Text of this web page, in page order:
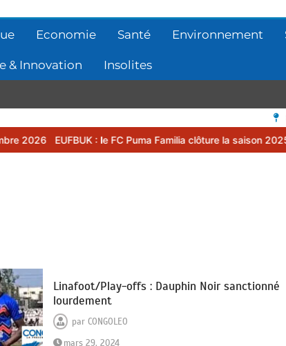
Economie Santé Environnement
& Innovation Insolites
: le FC Puma Familia clôture la saison 2025-2026
Linafoot/Play-offs : Dauphin Noir sanctionné
lourdement
parCONGOLEO
mars 29, 2024